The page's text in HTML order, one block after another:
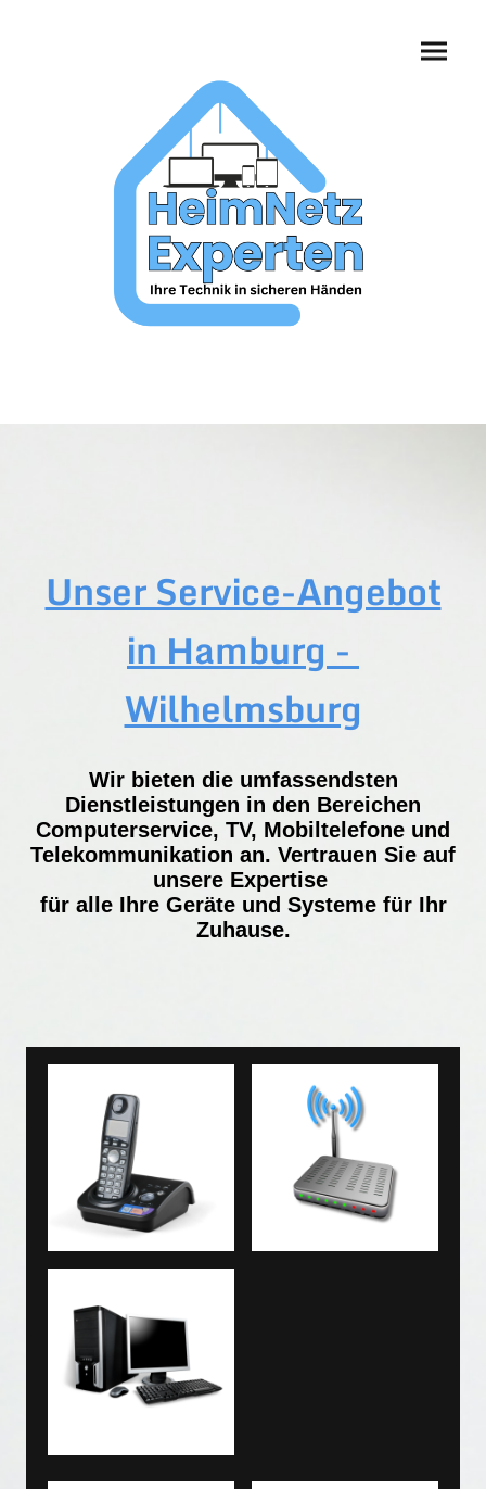
Unser Service-Angebot
in Hamburg -
Wilhelmsburg
Wir bieten die umfassendsten
Dienstleistungen in den Bereichen
Computerservice, TV, Mobiltelefone und
Telekommunikation an. Vertrauen Sie auf
unsere Expertise
für alle Ihre Geräte und Systeme für Ihr
Zuhause.